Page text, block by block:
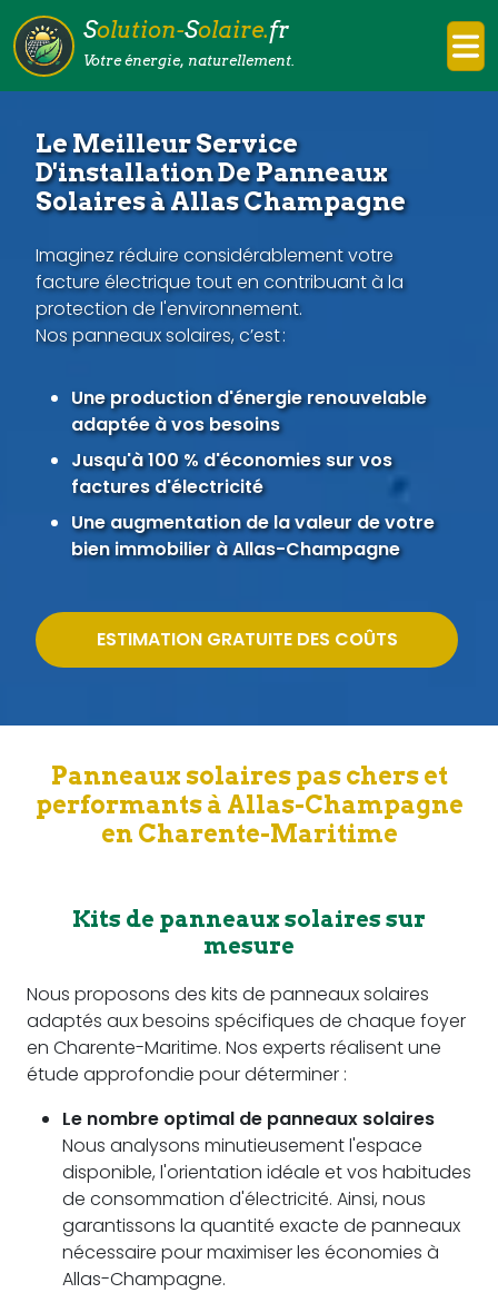
Solution-Solaire.fr
Votre énergie, naturellement.
Le Meilleur Service
D'installation De Panneaux
Solaires à Allas Champagne
Imaginez réduire considérablement votre
facture électrique tout en contribuant à la
protection de l'environnement.
Nos panneaux solaires, c’est :
Une production d'énergie renouvelable
adaptée à vos besoins
Jusqu'à 100 % d'économies sur vos
factures d'électricité
Une augmentation de la valeur de votre
bien immobilier à Allas-Champagne
ESTIMATION GRATUITE DES COÛTS
Panneaux solaires pas chers et
performants à Allas-Champagne
en Charente-Maritime
Kits de panneaux solaires sur
mesure
Nous proposons des kits de panneaux solaires
adaptés aux besoins spécifiques de chaque foyer
en Charente-Maritime. Nos experts réalisent une
étude approfondie pour déterminer :
Le nombre optimal de panneaux solaires
Nous analysons minutieusement l'espace
disponible, l'orientation idéale et vos habitudes
de consommation d'électricité. Ainsi, nous
garantissons la quantité exacte de panneaux
nécessaire pour maximiser les économies à
Allas-Champagne.